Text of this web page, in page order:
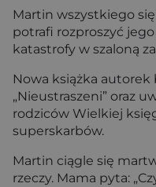
Martin wszystkiego
potrafi rozproszyć
katastrofy w szaloną
Nowa książka
„Nieustraszeni” oraz
rodziców Wielkiej
superskarbów.
Martin ciągle się
rzeczy. Mama pyta: